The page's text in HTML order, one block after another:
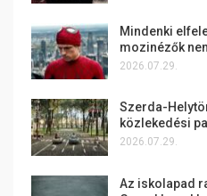
Mindenki
mozinézők
2026.07.29.
Szerda-
közlekedési
2026.07.29.
Az iskolapad